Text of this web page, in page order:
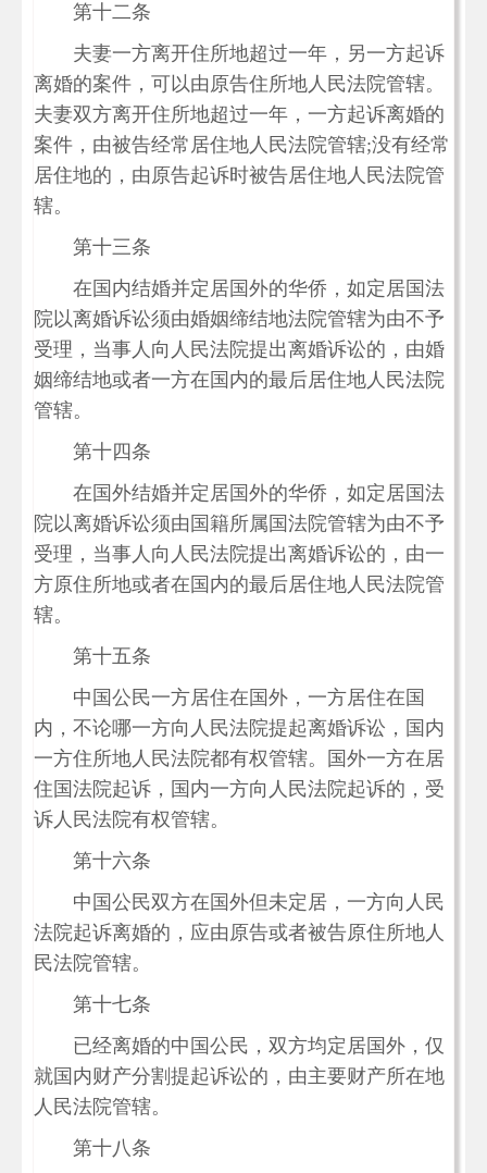
第十二条
夫妻一方离开住所地超过一年，另一方起诉
离婚的案件，可以由原告住所地人民法院管辖。
夫妻双方离开住所地超过一年，一方起诉离婚的
案件，由被告经常居住地人民法院管辖;没有经常
居住地的，由原告起诉时被告居住地人民法院管
辖。
第十三条
在国内结婚并定居国外的华侨，如定居国法
院以离婚诉讼须由婚姻缔结地法院管辖为由不予
受理，当事人向人民法院提出离婚诉讼的，由婚
姻缔结地或者一方在国内的最后居住地人民法院
管辖。
第十四条
在国外结婚并定居国外的华侨，如定居国法
院以离婚诉讼须由国籍所属国法院管辖为由不予
受理，当事人向人民法院提出离婚诉讼的，由一
方原住所地或者在国内的最后居住地人民法院管
辖。
第十五条
中国公民一方居住在国外，一方居住在国
内，不论哪一方向人民法院提起离婚诉讼，国内
一方住所地人民法院都有权管辖。国外一方在居
住国法院起诉，国内一方向人民法院起诉的，受
诉人民法院有权管辖。
第十六条
中国公民双方在国外但未定居，一方向人民
法院起诉离婚的，应由原告或者被告原住所地人
民法院管辖。
第十七条
已经离婚的中国公民，双方均定居国外，仅
就国内财产分割提起诉讼的，由主要财产所在地
人民法院管辖。
第十八条